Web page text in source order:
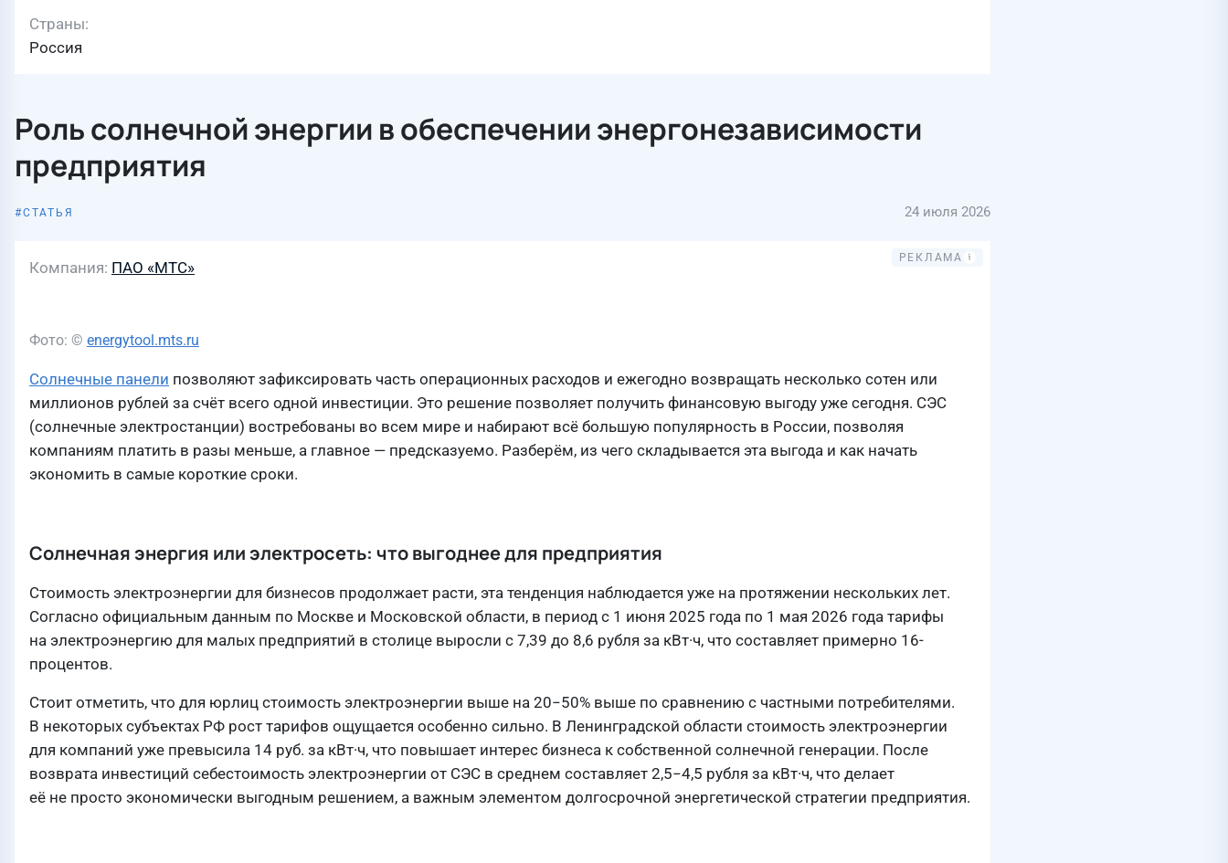
Страны
Россия
Роль солнечной энергии в обеспечении энергонезависимости
предприятия
СТАТЬЯ 24 июля 2026
Компания ПАО «МТС»
Фото: © energytool.mts.ru
Солнечные панели позволяют зафиксировать часть операционных расходов и ежегодно возвращать несколько сотен или
миллионов рублей за счёт всего одной инвестиции. Это решение позволяет получить финансовую выгоду уже сегодня. СЭС
(солнечные электростанции) востребованы во всем мире и набирают всё большую популярность в России, позволяя
компаниям платить в разы меньше, а главное — предсказуемо. Разберём, из чего складывается эта выгода и как начать
экономить в самые короткие сроки.
Солнечная энергия или электросеть: что выгоднее для предприятия
Стоимость электроэнергии для бизнесов продолжает расти, эта тенденция наблюдается уже на протяжении нескольких лет.
Согласно официальным данным по Москве и Московской области, в период с 1 июня 2025 года по 1 мая 2026 года тарифы
на электроэнергию для малых предприятий в столице выросли с 7,39 до 8,6 рубля за кВт·ч, что составляет примерно 16-
процентов.
Стоит отметить, что для юрлиц стоимость электроэнергии выше на 20−50% выше по сравнению с частными потребителями.
В некоторых субъектах РФ рост тарифов ощущается особенно сильно. В Ленинградской области стоимость электроэнергии
для компаний уже превысила 14 руб. за кВт·ч, что повышает интерес бизнеса к собственной солнечной генерации. После
возврата инвестиций себестоимость электроэнергии от СЭС в среднем составляет 2,5−4,5 рубля за кВт·ч, что делает
её не просто экономически выгодным решением, а важным элементом долгосрочной энергетической стратегии предприятия.